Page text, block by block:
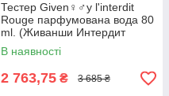
Тестер Given♀♂y l'interdit
Rouge парфумована вода 80
ml. (Живанши Интердит
Роуж)
В наявності
2 763,75 ₴ 3 685 ₴